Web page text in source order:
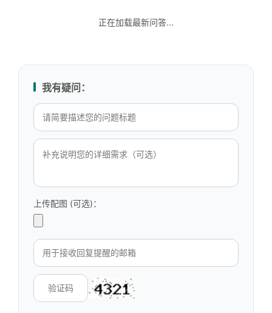
正在加载最新问答...
我有疑问：
上传配图 (可选)：